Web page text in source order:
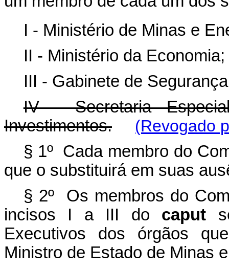
I - Ministério de Minas e
II - Ministério da Economia;
III - Gabinete de
IV - Secretaria
Investimentos.
(Revogado
§ 1º Cada membro do
que o substituirá em suas
§ 2º Os membros do
incisos I a III do caput
Executivos dos órgãos
Ministro de Estado de Minas